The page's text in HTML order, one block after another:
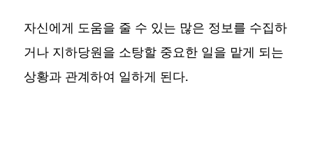
자신에게 도움을 줄 수 있는 많은 정보를 수집하
거나 지하당원을 소탕할 중요한 일을 맡게 되는
상황과 관계하여 일하게 된다.